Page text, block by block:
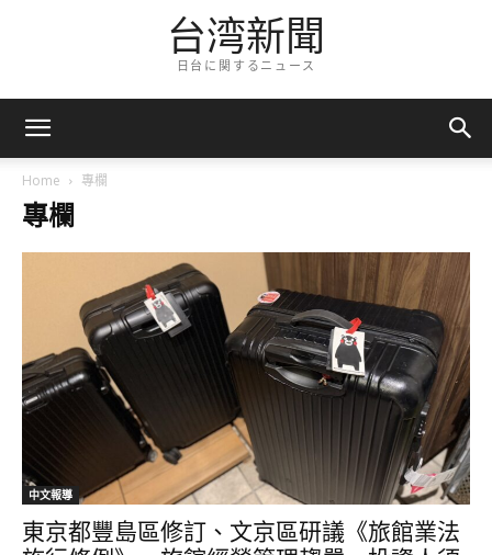
台湾新聞
日台に関するニュース
Home 專欄
專欄
中文報導
東京都豐島區修訂、文京區研議《旅館業法